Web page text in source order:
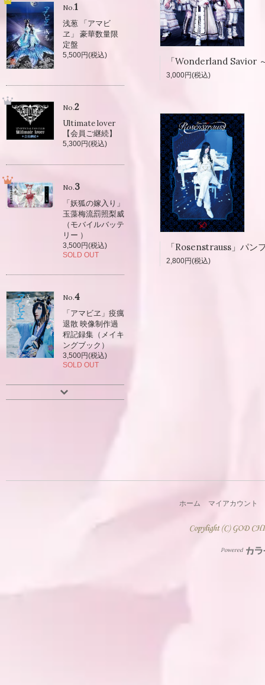
3,000円(税込)
2,800円(税込)
No.1
浅葱 「アマビ
ヱ」 豪華数量限
定盤
5,500円(税込)
No.2
Ultimate lover
【会員ご継続】
5,300円(税込)
No.3
「妖狐の嫁入り」
玉藻梅流罰照梨威
（モバイルバッテ
リー ）
3,500円(税込)
SOLD OUT
No.4
「アマビヱ」疫癘
退散 映像制作過
程記録集（メイキ
ングブック）
3,500円(税込)
SOLD OUT
ホーム マイアカウント
Powered